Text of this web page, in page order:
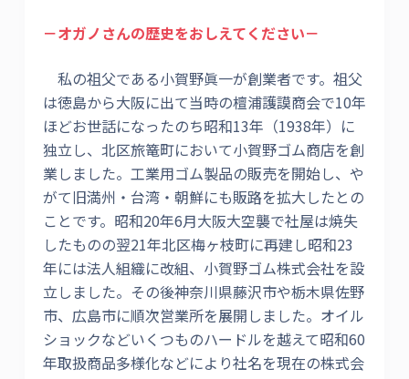
－オガノさんの歴史をおしえてください－
私の祖父である小賀野眞一が創業者です。祖父
は徳島から大阪に出て当時の檀浦護謨商会で10年
ほどお世話になったのち昭和13年（1938年）に
独立し、北区旅篭町において小賀野ゴム商店を創
業しました。工業用ゴム製品の販売を開始し、や
がて旧満州・台湾・朝鮮にも販路を拡大したとの
ことです。昭和20年6月大阪大空襲で社屋は焼失
したものの翌21年北区梅ヶ枝町に再建し昭和23
年には法人組織に改組、小賀野ゴム株式会社を設
立しました。その後神奈川県藤沢市や栃木県佐野
市、広島市に順次営業所を展開しました。オイル
ショックなどいくつものハードルを越えて昭和60
年取扱商品多様化などにより社名を現在の株式会